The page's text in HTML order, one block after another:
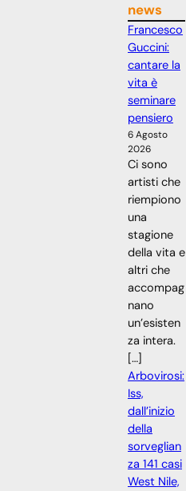
news
Francesco
Guccini:
cantare la
vita è
seminare
pensiero
6 Agosto
2026
Ci sono
artisti che
riempiono
una
stagione
della vita e
altri che
accompag
nano
un’esisten
za intera.
[…]
Arbovirosi:
Iss,
dall’inizio
della
sorveglian
za 141 casi
West Nile,